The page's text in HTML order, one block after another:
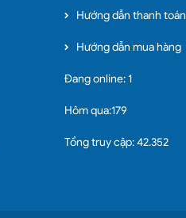
Hướng dẫn thanh toán
Hướng dẫn mua hàng
Đang online: 1
Hôm qua:179
Tổng truy cập: 42.352